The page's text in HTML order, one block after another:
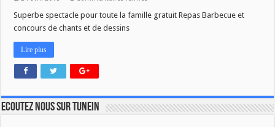
23
JUIN
Superbe spectacle pour toute la famille gratuit Repas Barbecue et
concours de chants et de dessins
Lire plus
Ecoutez nous sur TuneIn